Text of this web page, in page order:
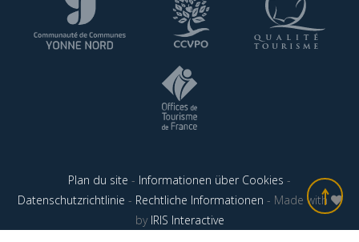
Plan du site - Informationen über Cookies -
Datenschutzrichtlinie - Rechtliche Informationen - Made with
by IRIS Interactive